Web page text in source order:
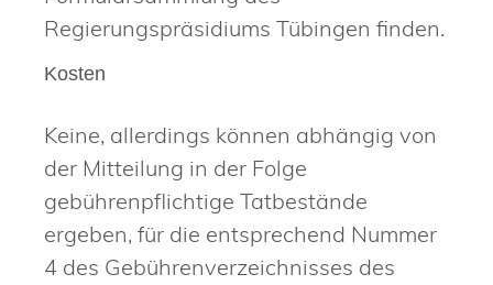
Regierungspräsidiums Tübingen finden.
Kosten
Keine, allerdings können abhängig von
der Mitteilung in der Folge
gebührenpflichtige Tatbestände
ergeben, für die entsprechend Nummer
4 des Gebührenverzeichnisses des